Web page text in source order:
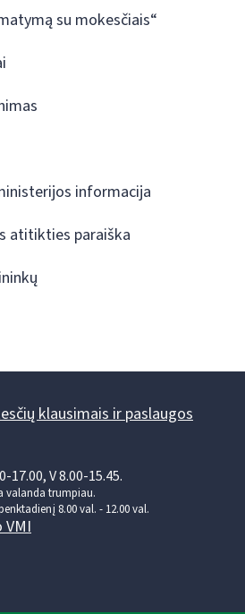
su mokesčiais“
informacija
atitikties paraiška
klausimais ir paslaugos
17.00, V 8.00-15.45.
valanda trumpiau.
8.00 val. - 12.00 val.
VMI